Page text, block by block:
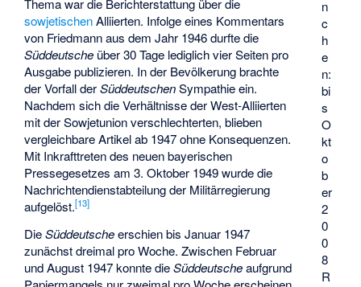
n
c
h
e
n:
bi
s
O
kt
o
b
er
2
0
0
8
R
sowjetischenAlliierten. Infolge eines Kommentars
von Friedmann aus dem Jahr 1946 durfte die
Süddeutsche über 30 Tage lediglich vier Seiten pro
Ausgabe publizieren. In der Bevölkerung brachte
der Vorfall derSüddeutschenSympathie ein.
Nachdem sich die Verhältnisse der West-Alliierten
mit der Sowjetunion verschlechterten, blieben
vergleichbare Artikel ab 1947 ohne Konsequenzen.
Mit Inkrafttreten des neuen bayerischen
Pressegesetzes am 3. Oktober 1949 wurde die
Nachrichtendienstabteilung der Militärregierung
aufgelöst.[13]
DieSüddeutscheerschien bis Januar 1947
zunächst dreimal pro Woche. Zwischen Februar
und August 1947 konnte dieSüddeutscheaufgrund